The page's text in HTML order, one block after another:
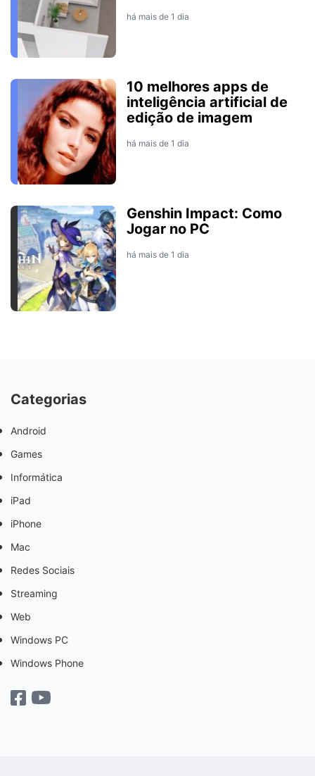
há mais de 1 dia
10 melhores apps de
inteligência artificial de
edição de imagem
há mais de 1 dia
Genshin Impact: Como
Jogar no PC
há mais de 1 dia
Categorias
Android
Games
Informática
iPad
iPhone
Mac
Redes Sociais
Streaming
Web
Windows PC
Windows Phone